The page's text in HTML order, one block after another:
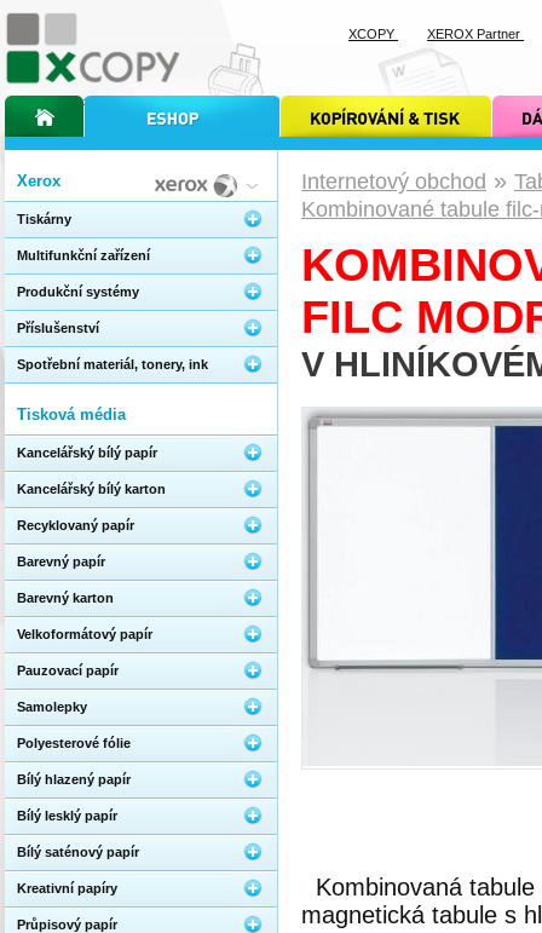
Internetový obchod »
Kombinované tabule
FILC
V
Kombinovaná
magnetická tabule s
Xerox
Tiskárny
Multifunkční zařízení
Produkční systémy
Příslušenství
Spotřební materiál, tonery, ink
Tisková média
Kancelářský bílý papír
Kancelářský bílý karton
Recyklovaný papír
Barevný papír
Barevný karton
Velkoformátový papír
Pauzovací papír
Samolepky
Polyesterové fólie
Bílý hlazený papír
Bílý lesklý papír
Bílý saténový papír
Kreativní papíry
Průpisový papír
úvodní stránka xcopyinternetový obchod xcopy kopírování a tisk xcopy dárkové
XCOPY XEROX Partner